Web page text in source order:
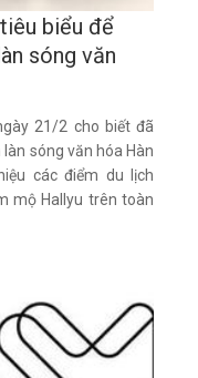
biểu để
sóng văn
21/2 cho biết đã
sóng văn hóa Hàn
các điểm du lịch
mộ Hallyu trên toàn